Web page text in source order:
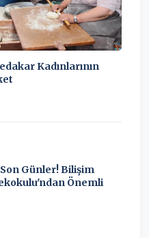
Kadınlarının
Günler! Bilişim
Önemli